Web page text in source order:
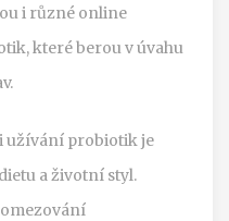
i různé online
které berou v úvahu
užívání probiotik je
a životní styl.